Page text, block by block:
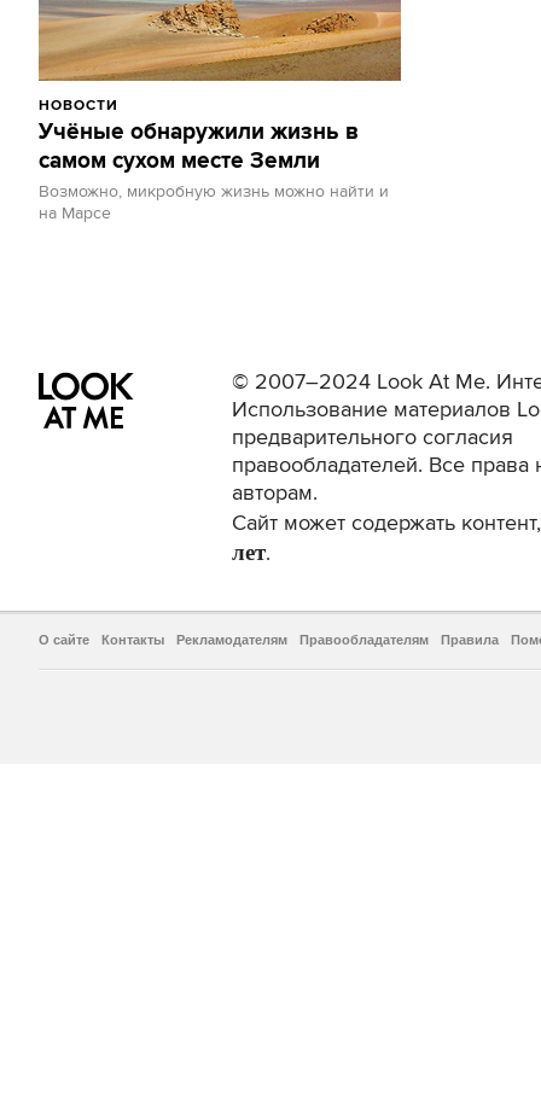
НОВОСТИ
Учёные обнаружили жизнь в
самом сухом месте Земли
Возможно, микробную жизнь можно найти и
на Марсе
© 2007–2024 Look At Me.
Использование материалов
предварительного согласия
правообладателей. Все права
авторам.
Сайт может содержать
лет.
О сайте Контакты Рекламодателям Правообладателям Правила